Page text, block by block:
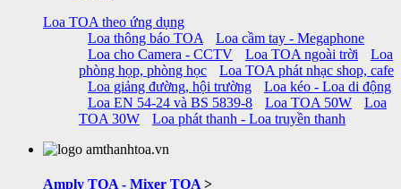
Loa TOA theo ứng dụng
Loa thông báo TOA
Loa cầm tay - Megaphone
Loa cho Camera - CCTV
Loa TOA ngoài trời
Loa
phòng họp, phòng học
Loa TOA phát nhạc shop, cafe
Loa giảng đường, hội trường
Loa kéo - Loa di động
Loa EN 54-24 và BS 5839-8
Loa TOA 50W
Loa
TOA 30W
Loa phát thanh - Loa truyền thanh
Amply TOA - Mixer TOA >